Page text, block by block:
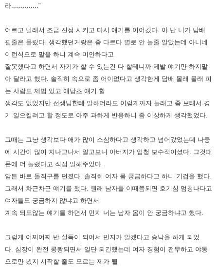
라.............."
어르고 달래서 조금 진정 시키고 다시 얘기를 이어갔다. 야 난 니가 담배
필줄은 몰랐다. 생각했던거랑은 좀 다르다 별로 안 놀줄 알았는데 아니네
이런식으로 말을 하니 계속 미안하다고
잘못했다고 하면서 자기가 할 수 있는건 다 할테니까 제발 얘기만 하지말
아 달라고 했다. 솔직히 속으로 좀 어이없다고 생각한게 담배 몰래 몰래 피
는 사람도 제법 있고 애당초 얘기 할
생각도 없었지만 선생님한테 말하더라도 이렇게까지 놀래고 좀 보태서 경
기 일으킬려고 할 정도로 아주 과하게 반응하니 좀 이상하게 생각했었다.
그때는 그냥 생각보다 애가 많이 소심하다고 생각하고 넘어갔었는데 나중
에 시간이 많이 지나고나서 알고보니 아버지가 엄청 보수적이셨다.
그것때
문에 더 놀랬다고 직접 말해주었다.
암튼 바로 돌직구를 던졌다. 솔직히 여자 몸 궁금하다고 하니 기겁을 했다.
그래서 차근차근 얘기를 했다. 원래 남자들 이때쯤되면 호기심 엄청나다고
여자들도 궁금하지 않냐고 하면서
계속 되도않는 얘기를 하면서 민지 너는 남자 몸이 안 궁금하냐고 했다.
그렇게 어찌어찌 반 설득이 되어서 민지가 알겠다고 승낙을 하게 되었
다. 심장이 완전 쿵쾅되면서 일단 되긴했는데 여자 경험이 전무하고 야동
으로만 봤지 시작할 줄도 모르는 제가 뭘